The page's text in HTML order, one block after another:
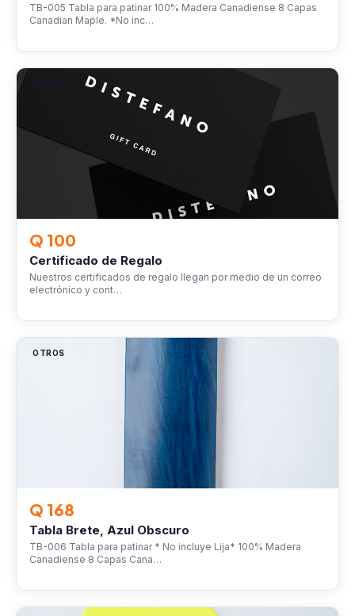
TB-005 Tabla para patinar 100% Madera Canadiense 8 Capas
Canadian Maple. *No inc…
OTROS
Q 100
Certificado de Regalo
Nuestros certificados de regalo llegan por medio de un correo
electrónico y cont…
OTROS
Q 168
Tabla Brete, Azul Obscuro
TB-006 Tabla para patinar * No incluye Lija* 100% Madera
Canadiense 8 Capas Cana…